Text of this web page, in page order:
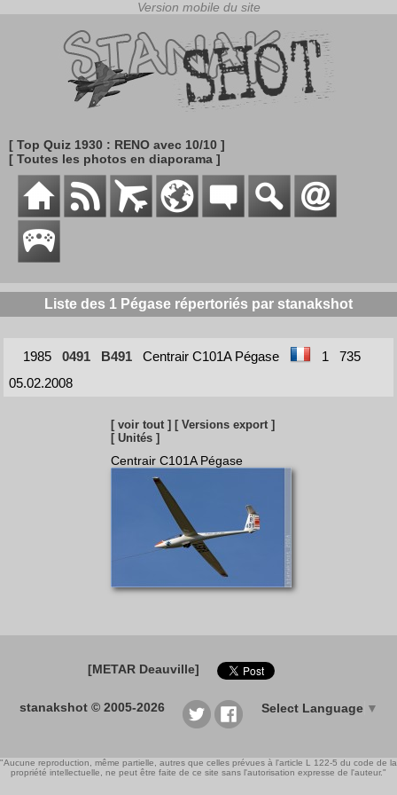
[ Top Quiz 1930 : RENO avec 10/10 ]
[ Toutes les photos en diaporama ]
Liste des 1 Pégase répertoriés par stanakshot
1985 0491 B491 Centrair C101A Pégase 1
735
05.02.2008
[ voir tout ] [ Versions export ]
[ Unités ]
Centrair C101A Pégase
[METAR Deauville]
stanakshot © 2005-2026 Select Language ▼
"Aucune reproduction, même partielle, autres que celles prévues à l'article L 122-5 du code de la
propriété intellectuelle, ne peut être faite de ce site sans l'autorisation expresse de l'auteur."